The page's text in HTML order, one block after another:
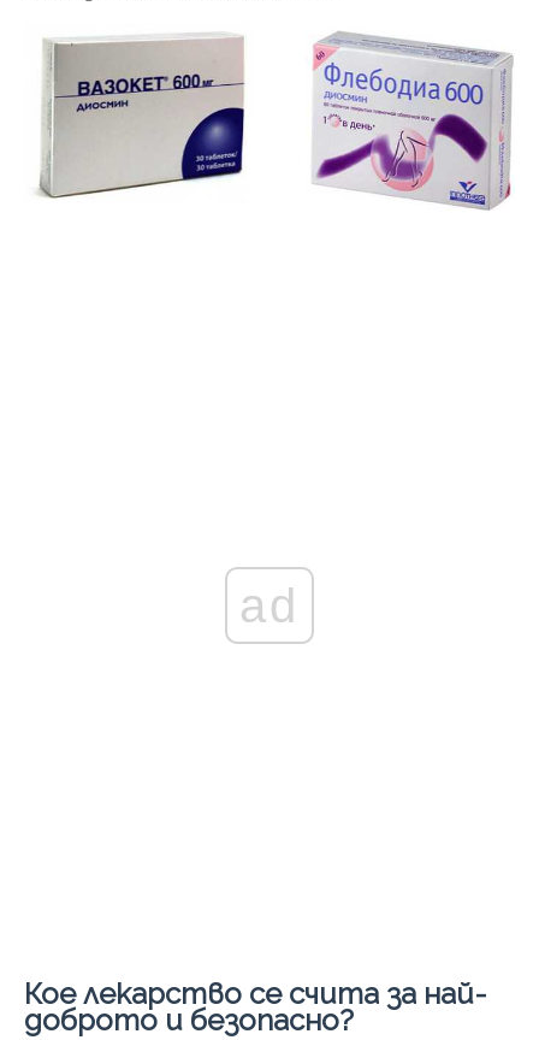
ad
Кое лекарство се счита за най-
доброто и безопасно?